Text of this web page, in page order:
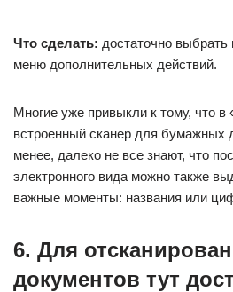
Что сделать: достаточно выбрать
меню дополнительных действий.
Многие уже привыкли к тому, что в
встроенный сканер для бумажных
менее, далеко не все знают, что
электронного вида можно также
важные моменты: названия или
6. Для
документов тут